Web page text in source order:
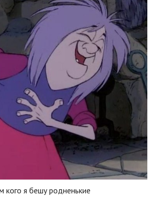
кого я бешу родненькие